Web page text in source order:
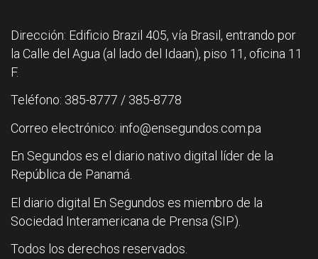
Dirección: Edificio Brazil 405, vía Brasil, entrando por
la Calle del Agua (al lado del Idaan), piso 11, oficina 11
F.
Teléfono: 385-8777 / 385-8778
Correo electrónico: info@ensegundos.com.pa
En Segundos es el diario nativo digital líder de la
República de Panamá.
El diario digital En Segundos es miembro de la
Sociedad Interamericana de Prensa (SIP).
Todos los derechos reservados.